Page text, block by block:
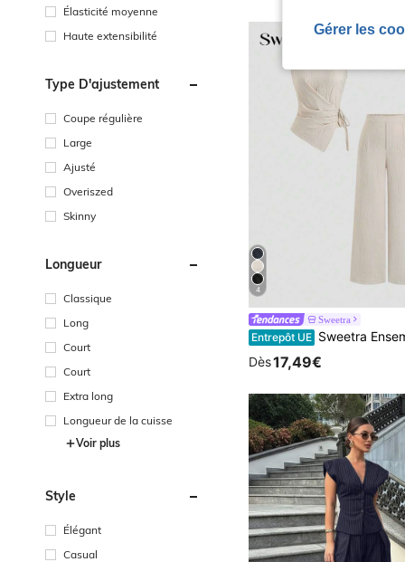
Élasticité moyenne
Haute extensibilité
Type D'ajustement
Coupe régulière
Large
Ajusté
Overiszed
Skinny
Longueur
Classique
Long
Court
Court
Extra long
Longueur de la cuisse
Voir plus
Style
Élégant
Casual
4
Sweetra
Entrepôt UE Sweetra Ensemble 2 pièces élégant pour femmes composé d'un Top sans manches à taille nouée
Dès17,49€
Gérer les